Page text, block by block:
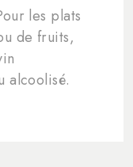
les plats
de fruits,
alcoolisé.